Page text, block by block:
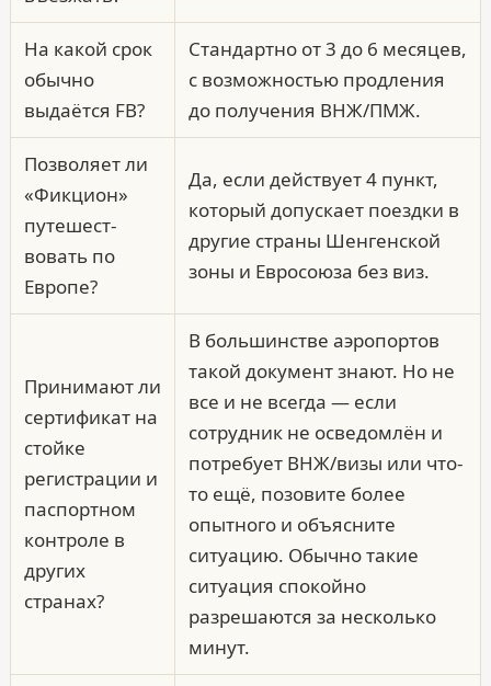
На какой срок
обычно
выдаётся FB?
Стандартно от 3 до 6 месяцев,
с возможностью продления
до получения ВНЖ/ПМЖ.
Позволяет ли
«Фикцион»
путешест­
вовать по
Европе?
Да, если действует 4 пункт,
который допускает поездки в
другие страны Шенгенской
зоны и Евросоюза без виз.
Принимают ли
сертификат на
стойке
регистрации и
паспортном
контроле в
других
странах?
В большинстве аэропортов
такой документ знают. Но не
все и не всегда — если
сотрудник не осведомлён и
потребует ВНЖ/визы или что-
то ещё, позовите более
опытного и объясните
ситуацию. Обычно такие
ситуация спокойно
разрешаются за несколько
минут.